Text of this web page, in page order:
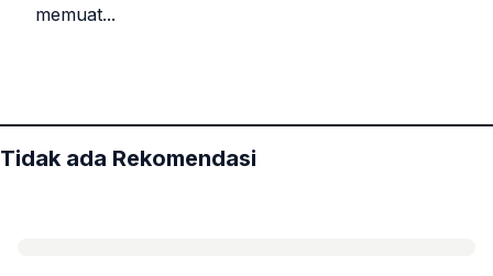
memuat...
Tidak ada Rekomendasi